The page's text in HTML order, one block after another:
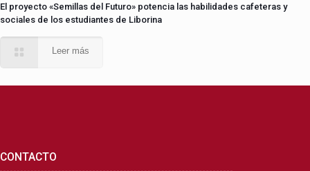
El proyecto «Semillas del Futuro» potencia las habilidades cafeteras y
sociales de los estudiantes de Liborina
Leer más
CONTACTO